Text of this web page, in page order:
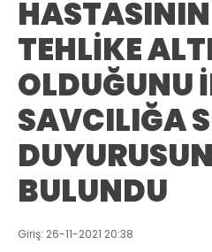
TEHLİKE
OLDUĞUNU
SAVCILIĞA
BULUNDU
Giriş: 26-11-2021 20:38